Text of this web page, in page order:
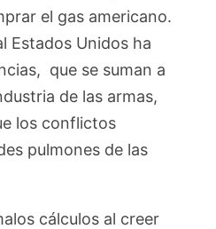
el gas americano.
Estados Unidos ha
que se suman a
de las armas,
los conflictos
pulmones de las
cálculos al creer